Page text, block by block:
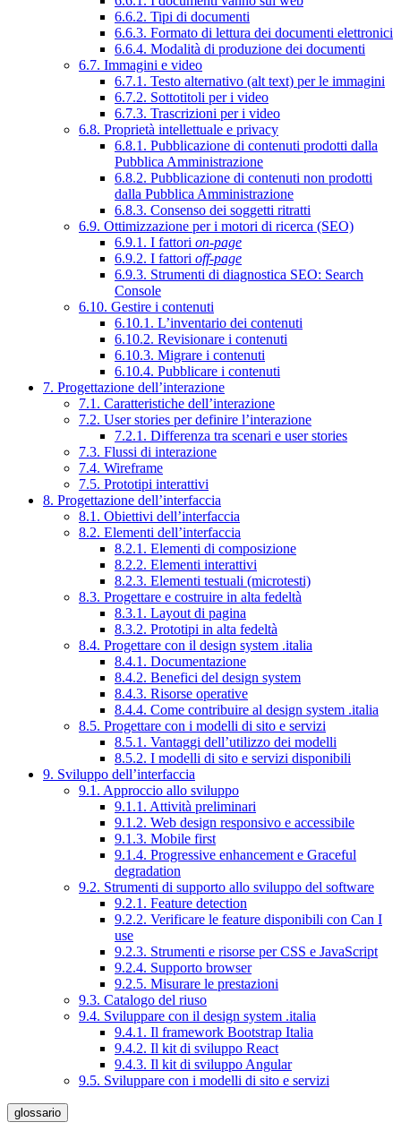
6.6.2. Tipi di documenti
6.6.3. Formato di lettura dei documenti elettronici
6.6.4. Modalità di produzione dei documenti
6.7. Immagini e video
6.7.1. Testo alternativo (alt text) per le immagini
6.7.2. Sottotitoli per i video
6.7.3. Trascrizioni per i video
6.8. Proprietà intellettuale e privacy
6.8.1. Pubblicazione di contenuti prodotti dalla
Pubblica Amministrazione
6.8.2. Pubblicazione di contenuti non prodotti
dalla Pubblica Amministrazione
6.8.3. Consenso dei soggetti ritratti
6.9. Ottimizzazione per i motori di ricerca (SEO)
6.9.1. I fattori on-page
6.9.2. I fattori off-page
6.9.3. Strumenti di diagnostica SEO: Search
Console
6.10. Gestire i contenuti
6.10.1. L’inventario dei contenuti
6.10.2. Revisionare i contenuti
6.10.3. Migrare i contenuti
6.10.4. Pubblicare i contenuti
7. Progettazione dell’interazione
7.1. Caratteristiche dell’interazione
7.2. User stories per definire l’interazione
7.2.1. Differenza tra scenari e user stories
7.3. Flussi di interazione
7.4. Wireframe
7.5. Prototipi interattivi
8. Progettazione dell’interfaccia
8.1. Obiettivi dell’interfaccia
8.2. Elementi dell’interfaccia
8.2.1. Elementi di composizione
8.2.2. Elementi interattivi
8.2.3. Elementi testuali (microtesti)
8.3. Progettare e costruire in alta fedeltà
8.3.1. Layout di pagina
8.3.2. Prototipi in alta fedeltà
8.4. Progettare con il design system .italia
8.4.1. Documentazione
8.4.2. Benefici del design system
8.4.3. Risorse operative
8.4.4. Come contribuire al design system .italia
8.5. Progettare con i modelli di sito e servizi
8.5.1. Vantaggi dell’utilizzo dei modelli
8.5.2. I modelli di sito e servizi disponibili
9. Sviluppo dell’interfaccia
9.1. Approccio allo sviluppo
9.1.1. Attività preliminari
9.1.2. Web design responsivo e accessibile
9.1.3. Mobile first
9.1.4. Progressive enhancement e Graceful
degradation
9.2. Strumenti di supporto allo sviluppo del software
9.2.1. Feature detection
9.2.2. Verificare le feature disponibili con Can I
use
9.2.3. Strumenti e risorse per CSS e JavaScript
9.2.4. Supporto browser
9.2.5. Misurare le prestazioni
9.3. Catalogo del riuso
9.4. Sviluppare con il design system .italia
9.4.1. Il framework Bootstrap Italia
9.4.2. Il kit di sviluppo React
9.4.3. Il kit di sviluppo Angular
9.5. Sviluppare con i modelli di sito e servizi
glossario